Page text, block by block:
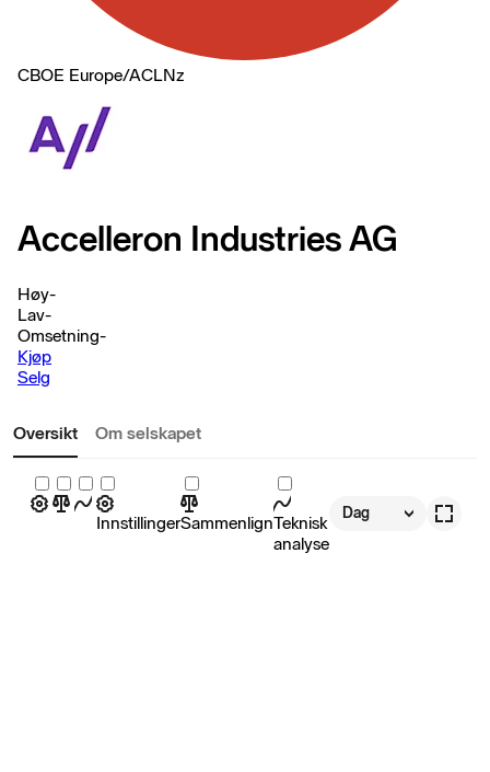
CBOE Europe/ACLNz
Accelleron Industries AG
Høy-
Lav-
Omsetning-
Kjøp
Selg
Oversikt Om selskapet
InnstillingerSammenlignTeknisk
analyse
Dag